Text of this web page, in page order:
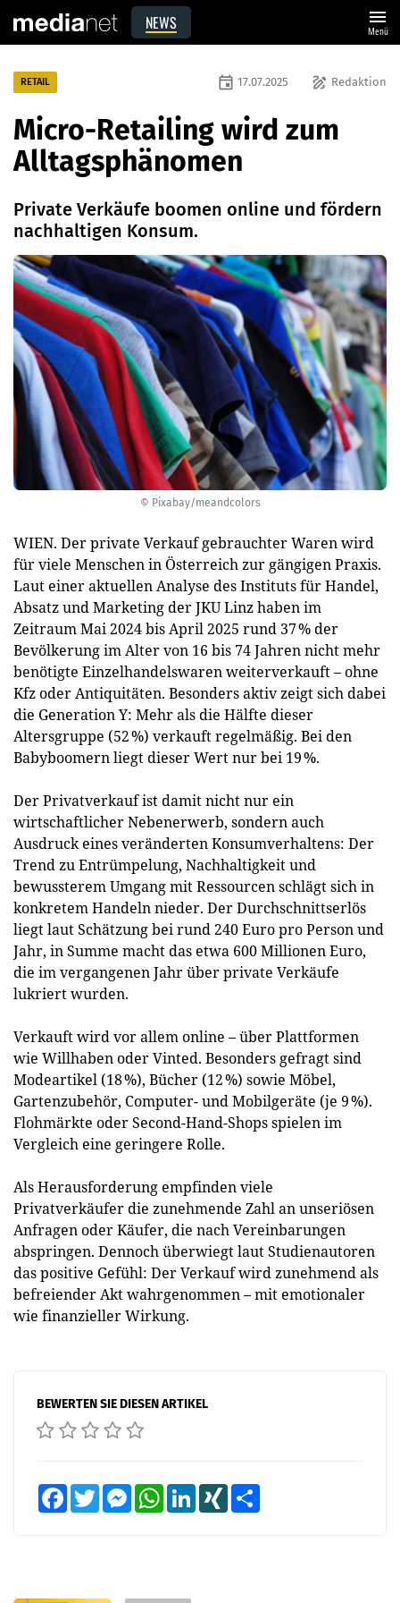
NEWS menu
Menü
© Pixabay/meandcolors
RETAIL draw Redaktion
event 17.07.2025
Micro-Retailing wird zum
Alltagsphänomen
Private Verkäufe boomen online und fördern
nachhaltigen Konsum.
WIEN. Der private Verkauf gebrauchter Waren wird
für viele Menschen in Österreich zur gängigen Praxis.
Laut einer aktuellen Analyse des Instituts für Handel,
Absatz und Marketing der JKU Linz haben im
Zeitraum Mai 2024 bis April 2025 rund 37 % der
Bevölkerung im Alter von 16 bis 74 Jahren nicht mehr
benötigte Einzelhandelswaren weiterverkauft – ohne
Kfz oder Antiquitäten. Besonders aktiv zeigt sich dabei
die Generation Y: Mehr als die Hälfte dieser
Altersgruppe (52 %) verkauft regelmäßig. Bei den
Babyboomern liegt dieser Wert nur bei 19 %.
Der Privatverkauf ist damit nicht nur ein
wirtschaftlicher Nebenerwerb, sondern auch
Ausdruck eines veränderten Konsumverhaltens: Der
Trend zu Entrümpelung, Nachhaltigkeit und
bewussterem Umgang mit Ressourcen schlägt sich in
konkretem Handeln nieder. Der Durchschnittserlös
liegt laut Schätzung bei rund 240 Euro pro Person und
Jahr, in Summe macht das etwa 600 Millionen Euro,
die im vergangenen Jahr über private Verkäufe
lukriert wurden.
Verkauft wird vor allem online – über Plattformen
wie Willhaben oder Vinted. Besonders gefragt sind
Modeartikel (18 %), Bücher (12 %) sowie Möbel,
Gartenzubehör, Computer- und Mobilgeräte (je 9 %).
Flohmärkte oder Second-Hand-Shops spielen im
Vergleich eine geringere Rolle.
Als Herausforderung empfinden viele
Privatverkäufer die zunehmende Zahl an unseriösen
Anfragen oder Käufer, die nach Vereinbarungen
abspringen. Dennoch überwiegt laut Studienautoren
das positive Gefühl: Der Verkauf wird zunehmend als
befreiender Akt wahrgenommen – mit emotionaler
wie finanzieller Wirkung.
BEWERTEN SIE DIESEN ARTIKEL
FacebookTwitter MessengerWhatsAppLinkedInXING